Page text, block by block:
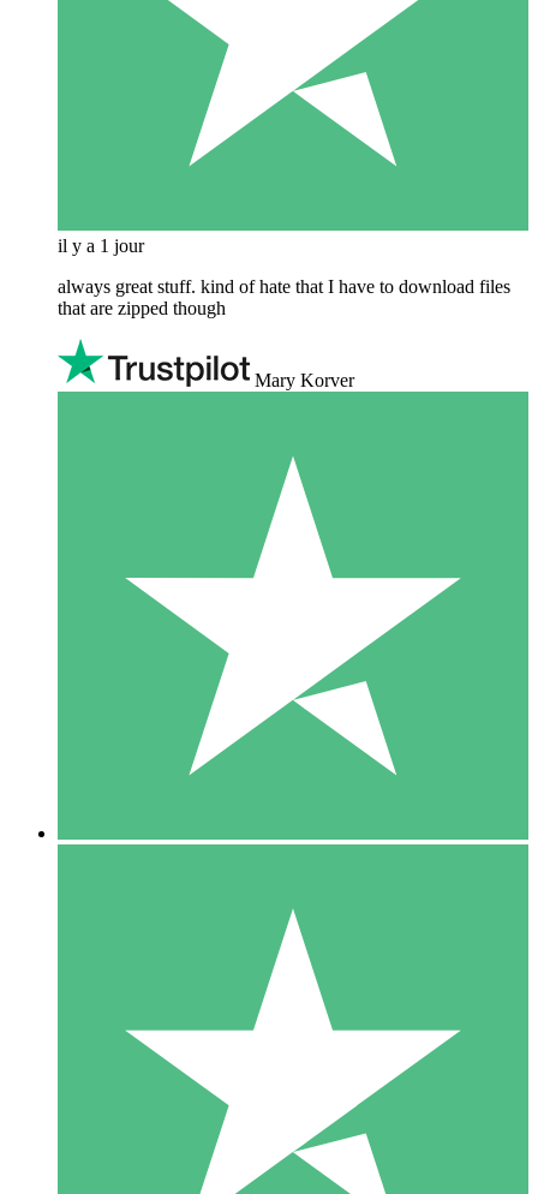
il y a 1 jour
always great stuff. kind of hate that I have to download files
that are zipped though
Mary Korver